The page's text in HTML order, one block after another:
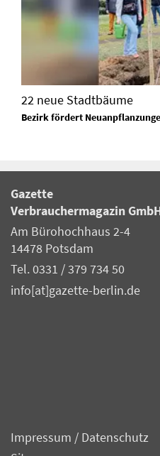
22 neue Stadtbäume
Bezirk fördert
Gazette
Verbrauchermagazin
Am Bürohochhaus 2-4
14478 Potsdam
Tel. 0331 / 379 734 50
info[at]gazette-berlin.de
Impressum / Datenschutz